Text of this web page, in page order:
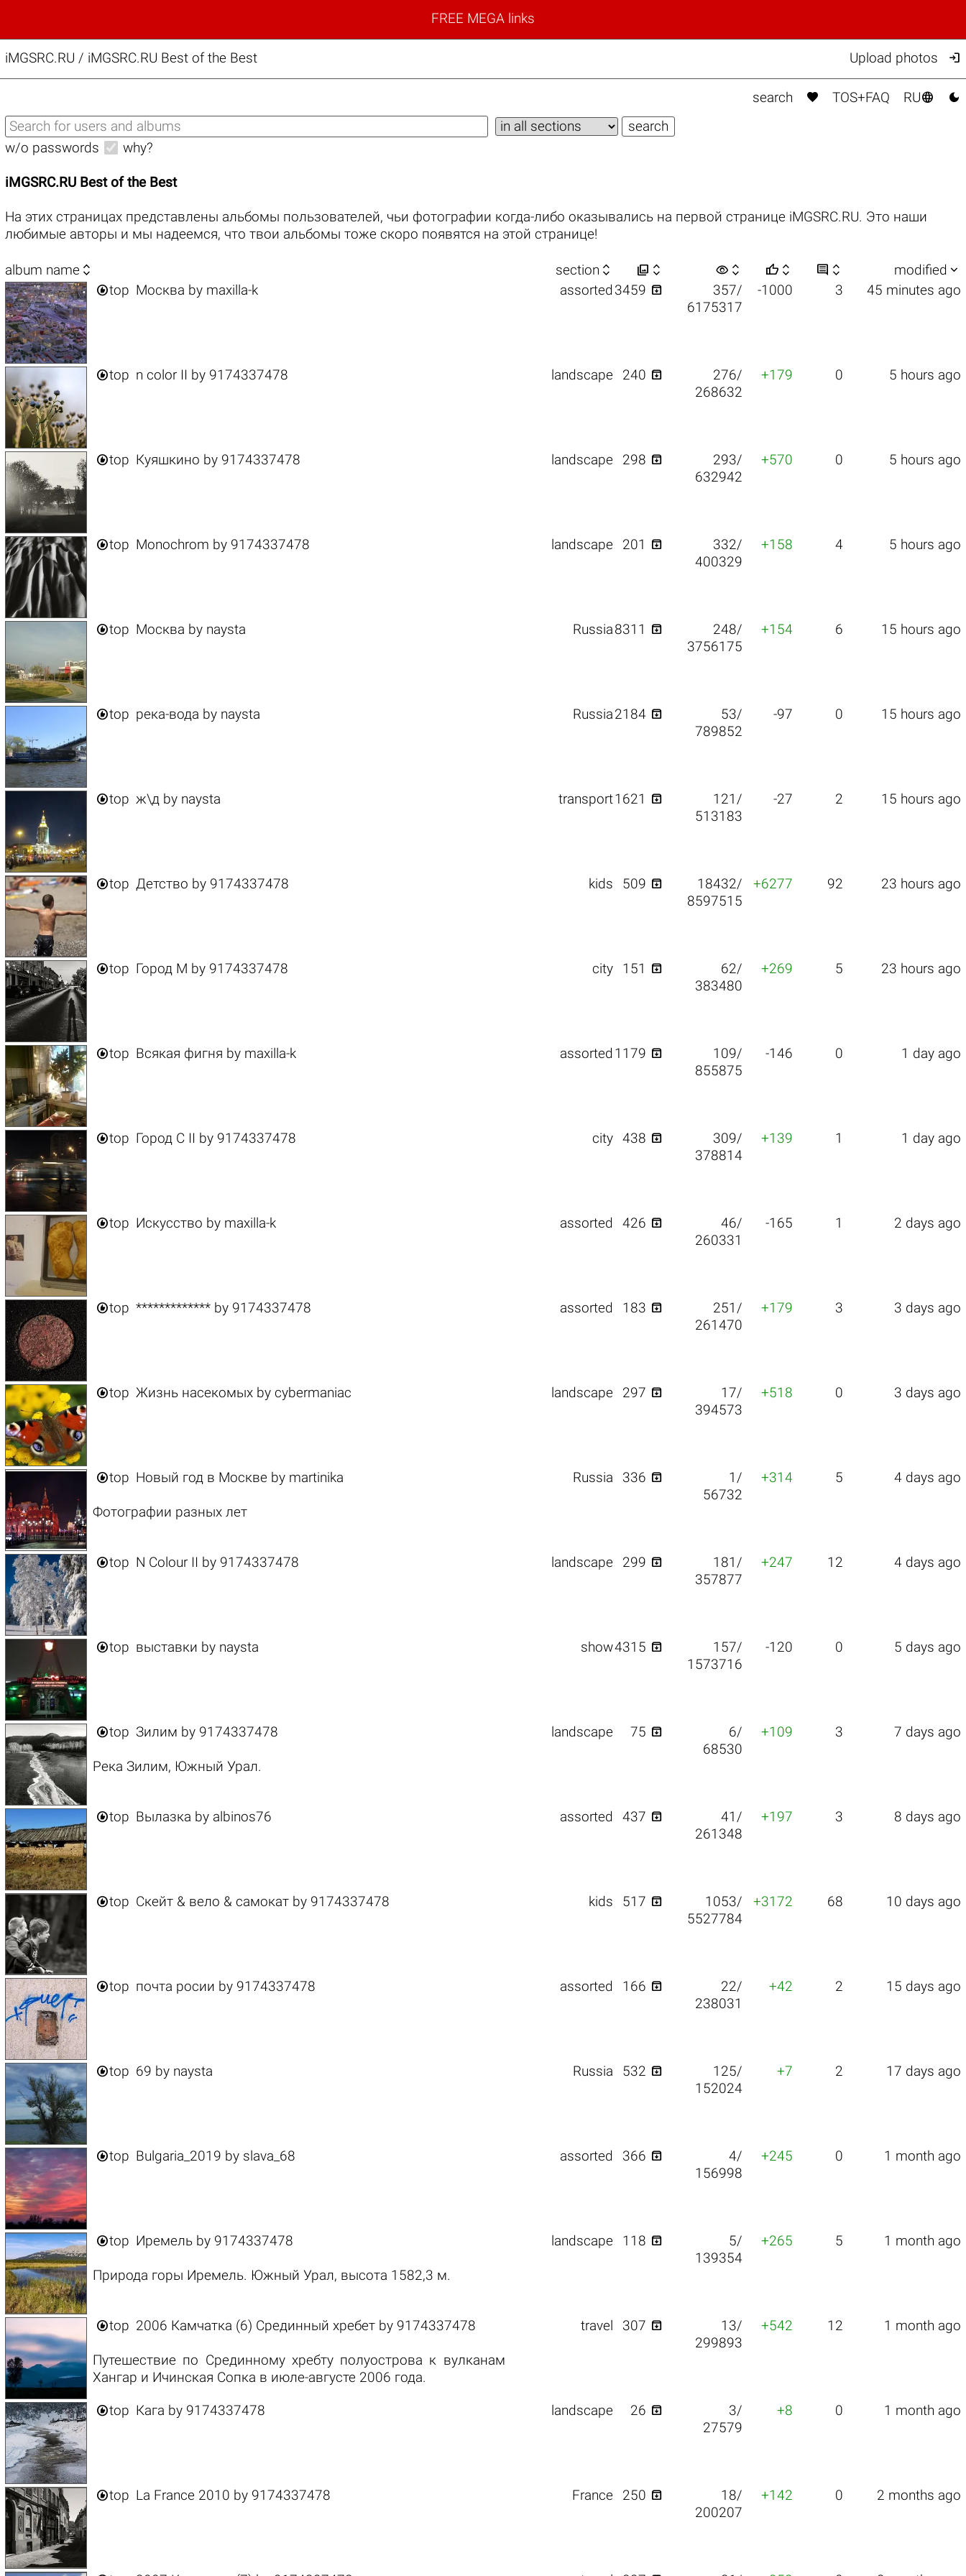
FREE MEGA links
iMGSRC.RU / iMGSRC.RU Best of the Best Upload photos 
search  TOS+FAQ RU 
w/o passwords why?
iMGSRC.RU Best of the Best
На этих страницах представлены альбомы пользователей, чьи фотографии когда-либо оказывались на первой странице iMGSRC.RU. Это наши
любимые авторы и мы надеемся, что твои альбомы тоже скоро появятся на этой странице!
album name  section    visibility      modified 
top Москва by maxilla-k assorted 3459 
357/
6175317
-1000 3 45 minutes ago
top n color II by 9174337478 landscape 240 
276/
268632
+179 0 5 hours ago
top Куяшкино by 9174337478 landscape 298 
293/
632942
+570 0 5 hours ago
top Monochrom by 9174337478 landscape 201 
332/
400329
+158 4 5 hours ago
top Москва by naysta Russia8311 
248/
3756175
+154 6 15 hours ago
top река-вода by naysta Russia2184 
53/
789852
-97 0 15 hours ago
top ж\д by naysta transport1621 
121/
513183
-27 2 15 hours ago
top Детство by 9174337478 kids 509 
18432/
8597515
+6277 92 23 hours ago
top Город M by 9174337478 city 151 
62/
383480
+269 5 23 hours ago
top Всякая фигня by maxilla-k assorted 1179 
109/
855875
-146 0 1 day ago
top Город C II by 9174337478 city 438 
309/
378814
+139 1 1 day ago
top Искусство by maxilla-k assorted 426 
46/
260331
-165 1 2 days ago
top ************* by 9174337478 assorted 183 
251/
261470
+179 3 3 days ago
top Жизнь насекомых bycybermaniac landscape 297 
17/
394573
+518 0 3 days ago
top Новый год в Москве by martinika
Фотографии разных лет
Russia 336 
1/
56732
+314 5 4 days ago
top N Colour II by 9174337478 landscape 299 
181/
357877
+247 12 4 days ago
top выставки by naysta show4315 
157/
1573716
-120 0 5 days ago
top Зилим by 9174337478
Река Зилим, Южный Урал.
landscape 75 
6/
68530
+109 3 7 days ago
top Вылазка by albinos76 assorted 437 
41/
261348
+197 3 8 days ago
top Скейт & вело & самокат by 9174337478 kids 517 
1053/
5527784
+3172 68 10 days ago
top почта росии by 9174337478 assorted 166 
22/
238031
+42 2 15 days ago
top 69 by naysta Russia 532 
125/
152024
+7 2 17 days ago
top Bulgaria_2019 by slava_68 assorted 366 
4/
156998
+245 0 1 month ago
top Иремель by 9174337478
Природа горы Иремель. Южный Урал, высота 1582,3 м.
landscape 118 
5/
139354
+265 5 1 month ago
top 2006 Камчатка (6) Срединный хребет by 9174337478
Путешествие по Срединному хребту полуострова к вулканам
Хангар и Ичинская Сопка в июле-августе 2006 года.
travel 307 
13/
299893
+542 12 1 month ago
top Кага by 9174337478 landscape 26 
3/
27579
+8 0 1 month ago
top La France 2010 by 9174337478 France 250 
18/
200207
+142 0 2 months ago